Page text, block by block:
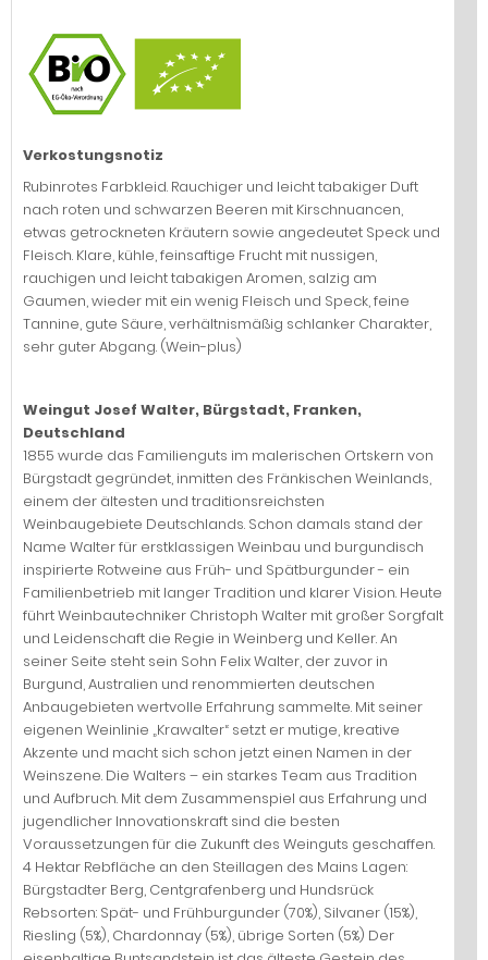
Verkostungsnotiz
Rubinrotes Farbkleid. Rauchiger und leicht tabakiger Duft
nach roten und schwarzen Beeren mit Kirschnuancen,
etwas getrockneten Kräutern sowie angedeutet Speck und
Fleisch. Klare, kühle, feinsaftige Frucht mit nussigen,
rauchigen und leicht tabakigen Aromen, salzig am
Gaumen, wieder mit ein wenig Fleisch und Speck, feine
Tannine, gute Säure, verhältnismäßig schlanker Charakter,
sehr guter Abgang. (Wein-plus)
Weingut Josef Walter, Bürgstadt, Franken,
Deutschland
1855 wurde das Familienguts im malerischen Ortskern von
Bürgstadt gegründet, inmitten des Fränkischen Weinlands,
einem der ältesten und traditionsreichsten
Weinbaugebiete Deutschlands. Schon damals stand der
Name Walter für erstklassigen Weinbau und burgundisch
inspirierte Rotweine aus Früh- und Spätburgunder - ein
Familienbetrieb mit langer Tradition und klarer Vision. Heute
führt Weinbautechniker Christoph Walter mit großer Sorgfalt
und Leidenschaft die Regie in Weinberg und Keller. An
seiner Seite steht sein Sohn Felix Walter, der zuvor in
Burgund, Australien und renommierten deutschen
Anbaugebieten wertvolle Erfahrung sammelte. Mit seiner
eigenen Weinlinie „Krawalter“ setzt er mutige, kreative
Akzente und macht sich schon jetzt einen Namen in der
Weinszene. Die Walters – ein starkes Team aus Tradition
und Aufbruch. Mit dem Zusammenspiel aus Erfahrung und
jugendlicher Innovationskraft sind die besten
Voraussetzungen für die Zukunft des Weinguts geschaffen.
4 Hektar Rebfläche an den Steillagen des Mains Lagen:
Bürgstadter Berg, Centgrafenberg und Hundsrück
Rebsorten: Spät- und Frühburgunder (70%), Silvaner (15%),
Riesling (5%), Chardonnay (5%), übrige Sorten (5%) Der